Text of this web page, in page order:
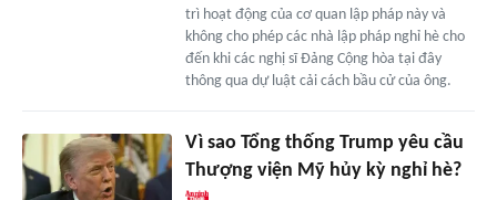
trì hoạt động của cơ quan lập pháp này và
không cho phép các nhà lập pháp nghỉ hè cho
đến khi các nghị sĩ Đảng Cộng hòa tại đây
thông qua dự luật cải cách bầu cử của ông.
Vì sao Tổng thống Trump yêu cầu
Thượng viện Mỹ hủy kỳ nghỉ hè?